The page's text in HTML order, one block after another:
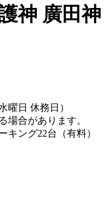
神 廣田神
曜日 休務日）
場合があります。
キング22台（有料）